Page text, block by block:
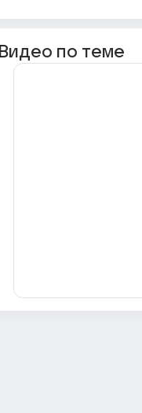
Видео по теме